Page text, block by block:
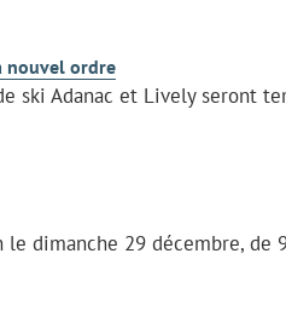
nouvel ordre
ski Adanac et Lively seront
dimanche 29 décembre, de